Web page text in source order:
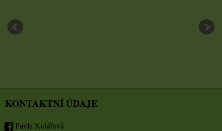
KONTAKTNÍ ÚDAJE
Pavla Kolářová